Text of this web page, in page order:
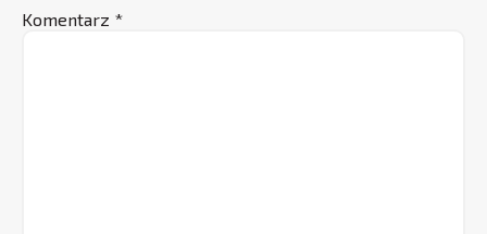
Komentarz *